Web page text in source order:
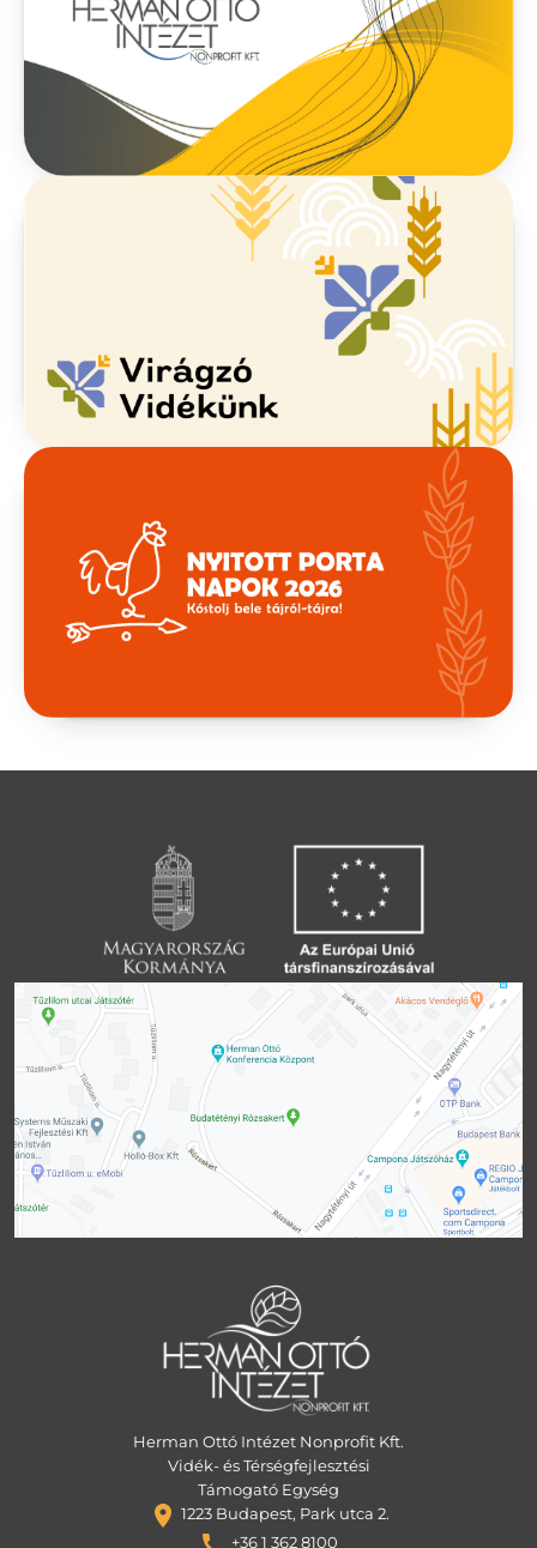
Herman Ottó Intézet Nonprofit Kft.
Vidék- és Térségfejlesztési
Támogató Egység
1223 Budapest, Park utca 2.
+36 1 362 8100